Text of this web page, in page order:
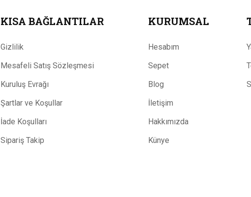
KISA BAĞLANTILAR
Gizlilik
Mesafeli Satış Sözleşmesi
Kuruluş Evrağı
Şartlar ve Koşullar
İade Koşulları
Sipariş Takip
KURUMSAL
Hesabım
Sepet
Blog
İletişim
Hakkımızda
Künye